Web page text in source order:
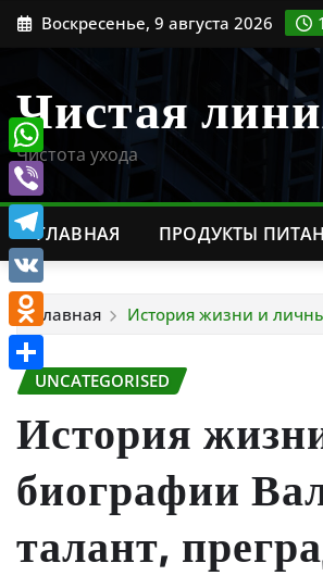
ПерейтиВоскресенье, 9 августа 2026
Чистая
Чистота ухода
ГЛАВНАЯ ПРОДУКТЫ
Главная История жизни и
UNCATEGORISED
История
биографии
талант,
WhatsApp
Viber
Telegram
VK
Odnoklassniki
Отправить